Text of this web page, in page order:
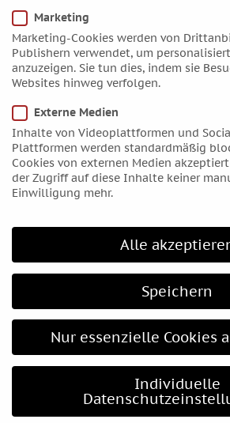
April 2019
März 2019
Februar 2019
Januar 2019
Dezember 2018
November 2018
Oktober 2018
September 2018
August 2018
Juli 2018
Februar 2018
Januar 2018
November 2017
Marketing
Marketing-Cookies werden von
Publishern verwendet, um
anzuzeigen. Sie tun dies, indem sie
Websites hinweg verfolgen.
Externe Medien
Inhalte von Videoplattformen und
Plattformen werden standardmäßig
Cookies von externen Medien
der Zugriff auf diese Inhalte keiner
Einwilligung mehr.
Alle
Speichern
Nur essenzielle Cookies
Individuelle